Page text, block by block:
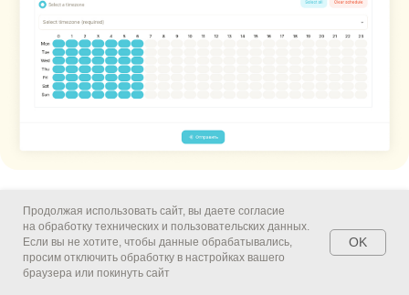
Чтобы указать точное время показа, нужно кликнуть на галочку
«‎Run this ad on schedule»
Продолжая использовать сайт, вы даете согласие
на обработку технических и пользовательских данных.
Если вы не хотите, чтобы данные обрабатывались,
просим отключить обработку в настройках вашего
браузера или покинуть сайт
OK